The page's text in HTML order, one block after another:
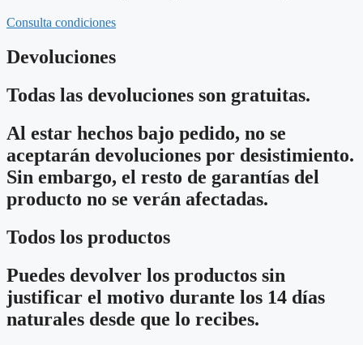
Consulta condiciones
Devoluciones
Todas las devoluciones son gratuitas.
Al estar hechos bajo pedido, no se
aceptarán devoluciones por desistimiento.
Sin embargo, el resto de garantías del
producto no se verán afectadas.
Todos los productos
Puedes devolver los productos sin
justificar el motivo durante los 14 días
naturales desde que lo recibes.